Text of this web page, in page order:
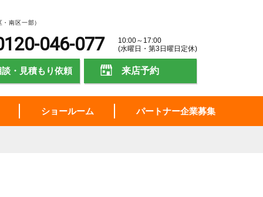
南区一部）
046-077
10:00～17:00
(水曜日・第3日曜日定休)
談・見積もり依頼 来店予約
ショールーム パートナー企業募集